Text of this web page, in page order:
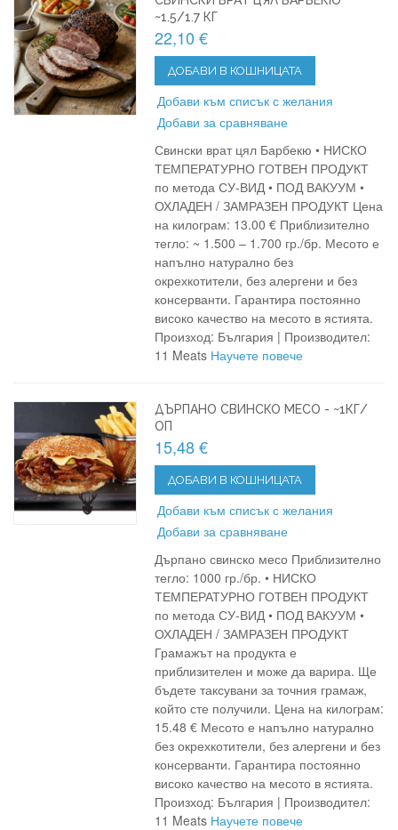
~1.5/1.7 КГ
22,10 €
ДОБАВИ В КОШНИЦАТА
Добави към списък с желания
Добави за сравняване
Свински врат цял Барбекю • НИСКО
ТЕМПЕРАТУРНО ГОТВЕН ПРОДУКТ
по метода СУ-ВИД • ПОД ВАКУУМ •
ОХЛАДЕН / ЗАМРАЗЕН ПРОДУКТ Цена
на килограм: 13.00 € Приблизително
тегло: ~ 1.500 – 1.700 гр./бр. Месото е
напълно натурално без
окрехкотители, без алергени и без
консерванти. Гарантира постоянно
високо качество на месото в ястията.
Произход: България | Производител:
11 Meats Научете повече
ДЪРПАНО СВИНСКО МЕСО - ~1КГ/
ОП
15,48 €
ДОБАВИ В КОШНИЦАТА
Добави към списък с желания
Добави за сравняване
Дърпано свинско месо Приблизително
тегло: 1000 гр./бр. • НИСКО
ТЕМПЕРАТУРНО ГОТВЕН ПРОДУКТ
по метода СУ-ВИД • ПОД ВАКУУМ •
ОХЛАДЕН / ЗАМРАЗЕН ПРОДУКТ
Грамажът на продукта е
приблизителен и може да варира. Ще
бъдете таксувани за точния грамаж,
който сте получили. Цена на килограм:
15.48 € Месото е напълно натурално
без окрехкотители, без алергени и без
консерванти. Гарантира постоянно
високо качество на месото в ястията.
Произход: България | Производител:
11 Meats Научете повече